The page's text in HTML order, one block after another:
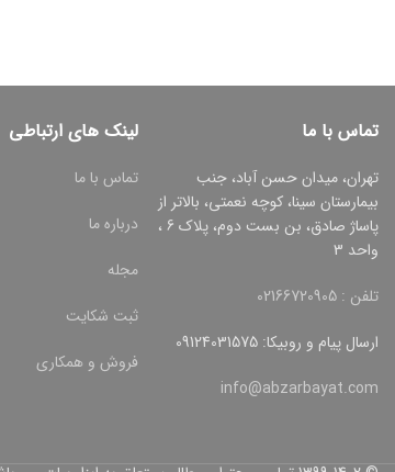
تماس با ما
تهران، میدان حسن آباد، جنب
بیمارستان سینا، کوچه نعمتی، بالاتر از
پاساژ صادق، بن بست دوم، پلاک 6 ،
واحد 3
تلفن : 02166720905
ارسال پیام و روبیکا: 09124031575
info@abzarbayat.com
لینک های ارتباطی
تماس با ما
درباره ما
مجله
ثبت شکایت
فروش و همکاری